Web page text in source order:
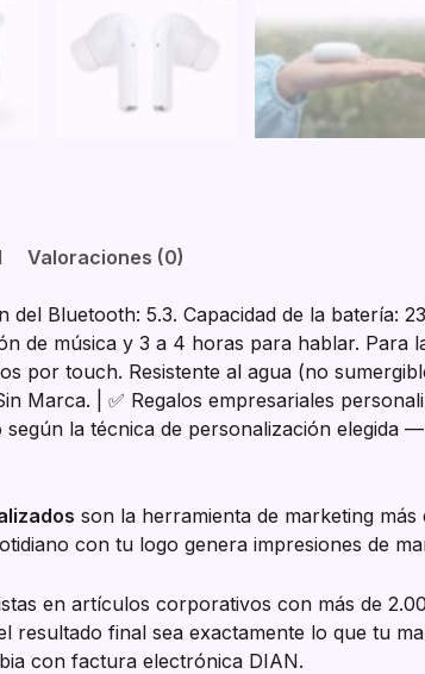
Valoraciones (0)
Bluetooth: 5.3. Capacidad de la batería:
de música y 3 a 4 horas para hablar.
por touch. Resistente al agua (no
Marca. | ✅ Regalos empresariales
la técnica de personalización
son la herramienta de marketing
con tu logo genera impresiones de
en artículos corporativos con más de
resultado final sea exactamente lo que tu
con factura electrónica DIAN.